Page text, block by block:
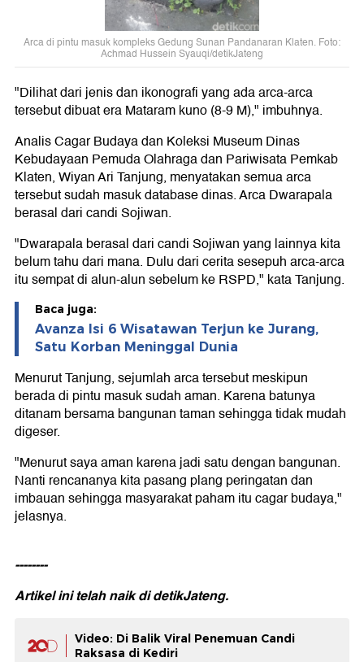
Arca di pintu masuk kompleks Gedung Sunan Pandanaran Klaten. Foto:
Achmad Hussein Syauqi/detikJateng
"Dilihat dari jenis dan ikonografi yang ada arca-arca
tersebut dibuat era Mataram kuno (8-9 M)," imbuhnya.
Analis Cagar Budaya dan Koleksi Museum Dinas
Kebudayaan Pemuda Olahraga dan Pariwisata Pemkab
Klaten, Wiyan Ari Tanjung, menyatakan semua arca
tersebut sudah masuk database dinas. Arca Dwarapala
berasal dari candi Sojiwan.
"Dwarapala berasal dari candi Sojiwan yang lainnya kita
belum tahu dari mana. Dulu dari cerita sesepuh arca-arca
itu sempat di alun-alun sebelum ke RSPD," kata Tanjung.
Baca juga:
Avanza Isi 6 Wisatawan Terjun ke Jurang,
Satu Korban Meninggal Dunia
Menurut Tanjung, sejumlah arca tersebut meskipun
berada di pintu masuk sudah aman. Karena batunya
ditanam bersama bangunan taman sehingga tidak mudah
digeser.
"Menurut saya aman karena jadi satu dengan bangunan.
Nanti rencananya kita pasang plang peringatan dan
imbauan sehingga masyarakat paham itu cagar budaya,"
jelasnya.
--------
Artikel ini telah naik didetikJateng.
Video: Di Balik Viral Penemuan Candi
Raksasa di Kediri